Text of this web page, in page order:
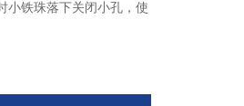
小铁珠落下关闭小孔，使